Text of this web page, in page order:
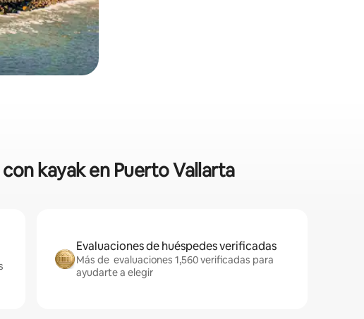
kayak en Puerto Vallarta
Evaluaciones de huéspedes verificadas
Más de evaluaciones 1,560 verificadas para
ayudarte a elegir